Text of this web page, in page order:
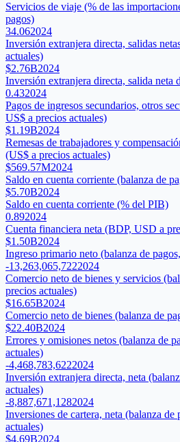
Servicios de viaje (% de las
pagos)
34.062024
Inversión extranjera directa, salidas
actuales)
$2.76B2024
Inversión extranjera directa, salida neta
0.432024
Pagos de ingresos secundarios, otros
US$ a precios actuales)
$1.19B2024
Remesas de trabajadores y
(US$ a precios actuales)
$569.57M2024
Saldo en cuenta corriente (balanza de
$5.70B2024
Saldo en cuenta corriente (% del PIB)
0.892024
Cuenta financiera neta (BDP, USD a
$1.50B2024
Ingreso primario neto (balanza de
-13,263,065,7222024
Comercio neto de bienes y servicios
precios actuales)
$16.65B2024
Comercio neto de bienes (balanza de
$22.40B2024
Errores y omisiones netos (balanza de
actuales)
-4,468,783,6222024
Inversión extranjera directa, neta
actuales)
-8,887,671,1282024
Inversiones de cartera, neta (balanza de
actuales)
$4.69B2024